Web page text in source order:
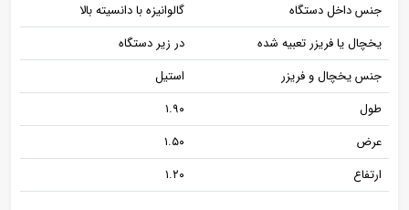
جنس داخل دستگاه
گالوانیزه با دانسیته بالا
یخچال یا فریزر تعبیه شده
در زیر دستگاه
جنس یخچال و فریزر
استیل
طول
۱.۹۰
عرض
۱.۵۰
ارتفاع
۱.۲۰